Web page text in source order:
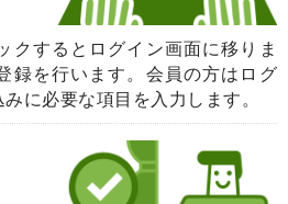
クするとログイン画面に移りま
録を行います。会員の方はログ
に必要な項目を入力します。